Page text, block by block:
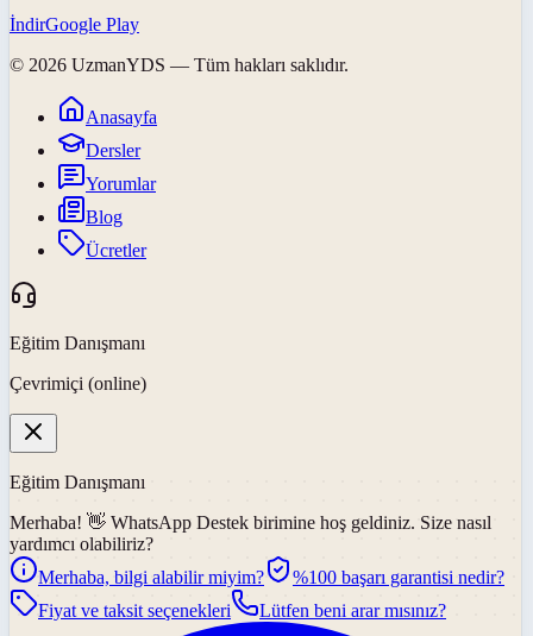
İndirGoogle Play
© 2026 UzmanYDS — Tüm hakları saklıdır.
Anasayfa
Dersler
Yorumlar
Blog
Ücretler
Eğitim Danışmanı
Çevrimiçi (online)
Eğitim Danışmanı
Merhaba! 👋 WhatsApp Destek birimine hoş geldiniz. Size nasıl
yardımcı olabiliriz?
Merhaba, bilgi alabilir miyim?
%100 başarı garantisi nedir?
Fiyat ve taksit seçenekleri
Lütfen beni arar mısınız?